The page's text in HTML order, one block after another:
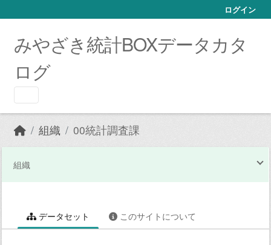
ログイン
みやざき統計BOXデータカタ
ログ
組織 00統計調査課
組織
データセット このサイトについて